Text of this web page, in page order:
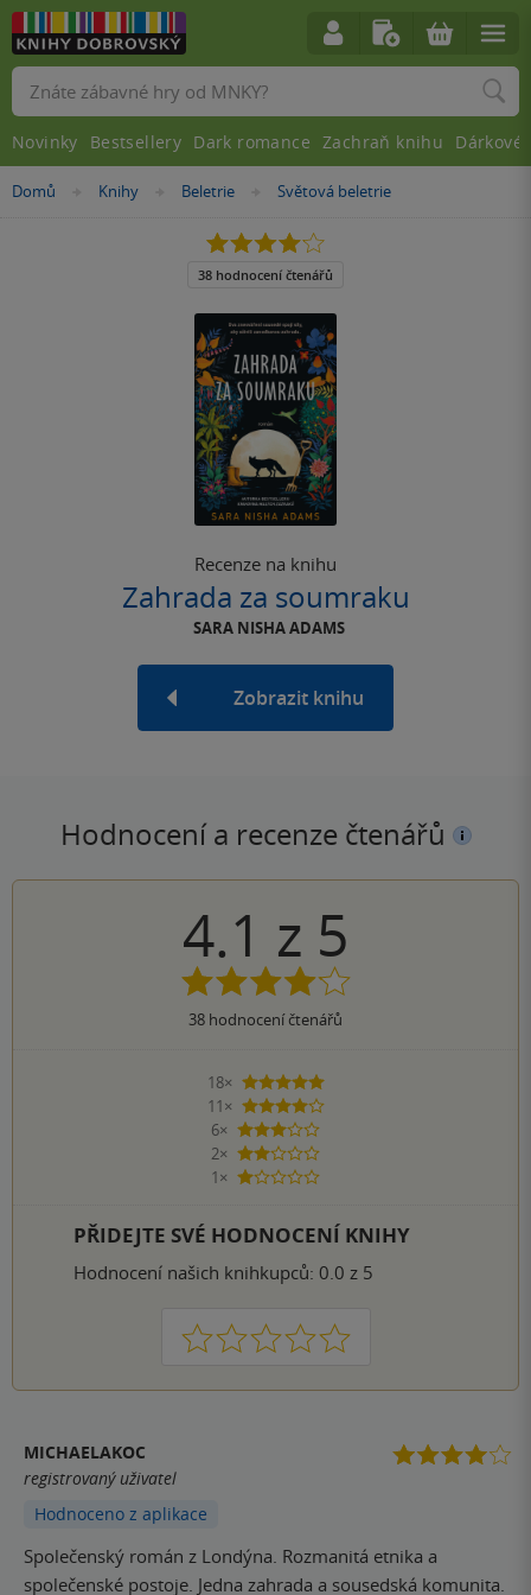
Nacházíte
Domů »
Knihy »
Beletrie »
Světová beletrie
Recenze na knihu
Zahrada za soumraku
SARA NISHA ADAMS
Zobrazit knihu
4.1
z
5
38 hodnocení čtenářů
Hodnocení a recenze čtenářů
4.1 z 5
38 hodnocení čtenářů
18×
5 hvězdiček
11×
4 hvězdičky
6×
3 hvězdičky
2×
2 hvězdičky
1×
1 hvezdička
PŘIDEJTE SVÉ HODNOCENÍ KNIHY
Hodnocení našich knihkupců: 0.0 z 5
1 2 3 4 5
MICHAELAKOC
registrovaný uživatel
Hodnoceno z aplikace
Společenský román z Londýna. Rozmanitá etnika a
společenské postoje. Jedna zahrada a sousedská komunita.
Vyhledávání
Novinky Bestsellery Dark romance Zachraň knihu Dárkové